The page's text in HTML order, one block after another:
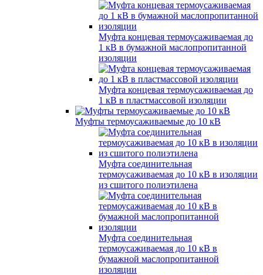
Муфта концевая термоусаживаемая до
1 кВ в бумажной маслопропитанной
изоляции
Муфта концевая термоусаживаемая до
1 кВ в пластмассовой изоляции
Муфты термоусаживаемые до 10 кВ
Муфта соединительная
термоусаживаемая до 10 кВ в изоляции
из сшитого полиэтилена
Муфта соединительная
термоусаживаемая до 10 кВ в
бумажной маслопропитанной
изоляции